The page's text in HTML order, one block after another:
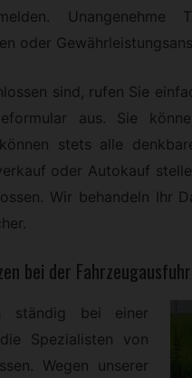
Unangenehme
oder
sind, rufen Sie
aus. Sie
stets alle
oder Autokauf
Wir behandeln Ihr
bei der Fahrzeugausfuhr
ständig bei einer
Spezialisten von
Wegen unserer